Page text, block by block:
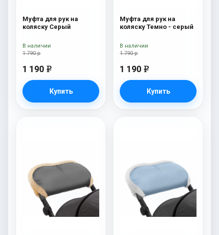
Муфта для рук на
коляску Серый
1 790 р
1 190 e
Купить
В наличии
Муфта для рук на
коляску Темно - серый
1 790 р
1 190 e
Купить
В наличии